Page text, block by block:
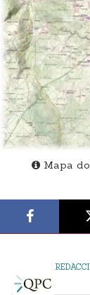
Mapa